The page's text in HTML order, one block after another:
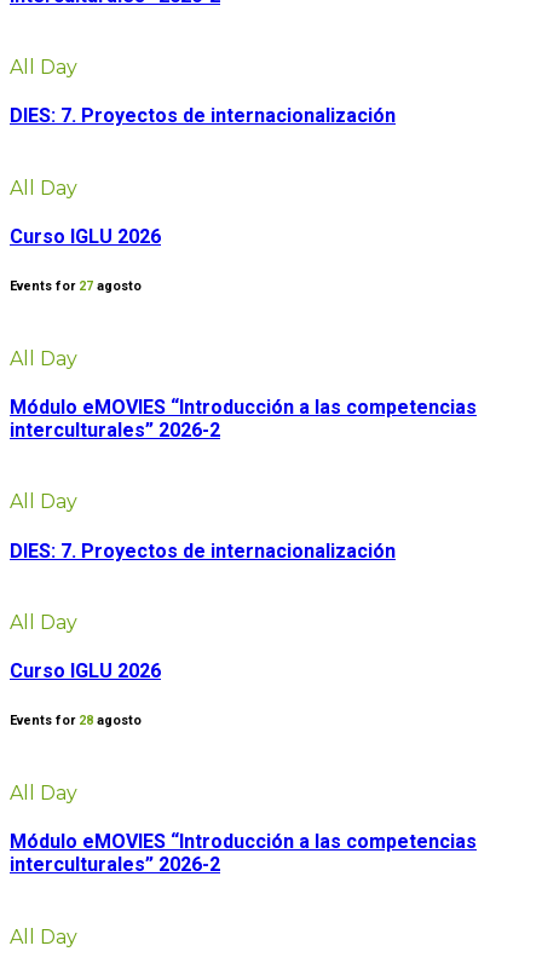
All Day
DIES: 7. Proyectos de internacionalización
All Day
Curso IGLU 2026
Events for 27 agosto
All Day
Módulo eMOVIES “Introducción a las competencias
interculturales” 2026-2
All Day
DIES: 7. Proyectos de internacionalización
All Day
Curso IGLU 2026
Events for 28 agosto
All Day
Módulo eMOVIES “Introducción a las competencias
interculturales” 2026-2
All Day